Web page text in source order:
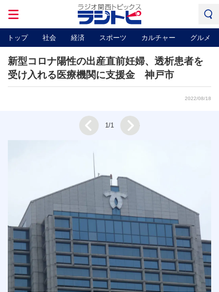
トップ 社会 経済 スポーツ カルチャー グルメ
新型コロナ陽性の出産直前妊婦、透析患者を
受け入れる医療機関に支援金 神戸市
2022/08/18
Prev 1/1 Next